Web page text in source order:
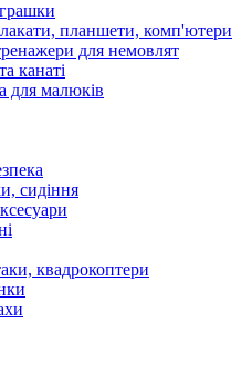
планшети, комп'ютери
для немовлят
канаті
для малюків
сидіння
квадрокоптери